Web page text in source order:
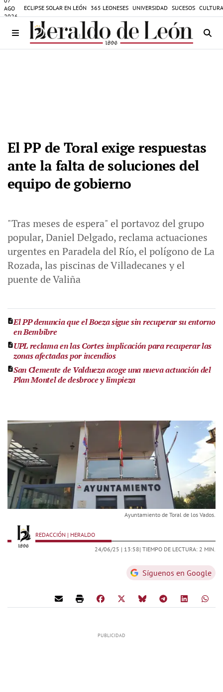
AGO
2026
ECLIPSE SOLAR EN LEÓN 365 LEONESES UNIVERSIDAD SUCESOS
El PP de Toral exige respuestas
ante la falta de soluciones del
equipo de gobierno
"Tras meses de espera" el portavoz del grupo
popular, Daniel Delgado, reclama actuaciones
urgentes en Paradela del Río, el polígono de La
Rozada, las piscinas de Villadecanes y el
puente de Valiña
El PP denuncia que el Boeza sigue sin recuperar su entorno
en Bembibre
UPL reclama en las Cortes implicación para recuperar las
zonas afectadas por incendios
San Clemente de Valdueza acoge una nueva actuación del
Plan Montel de desbroce y limpieza
Ayuntamiento de Toral de los Vados.
REDACCIÓN | HERALDO
24/06/25 | 13:58| TIEMPO DE LECTURA: 2 MIN.
Síguenos en Google